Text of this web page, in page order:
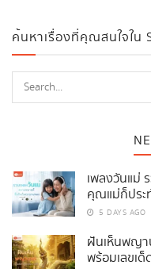
ค้นหาเรื่องที่คุณสนใจใน
เพลงวันแม่
คุณแม่ก็ประ
5 DAYS AGO
ฝันเห็นพญา
พร้อมเลขเด็